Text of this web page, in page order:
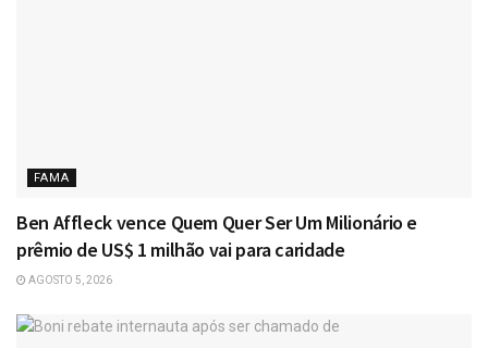
FAMA
Ben Affleck vence Quem Quer Ser Um Milionário e
prêmio de US$ 1 milhão vai para caridade
AGOSTO 5, 2026